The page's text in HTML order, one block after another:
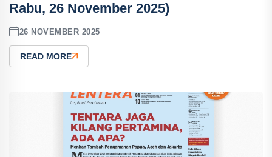
Rabu, 26 November 2025)
26 NOVEMBER 2025
READ MORE